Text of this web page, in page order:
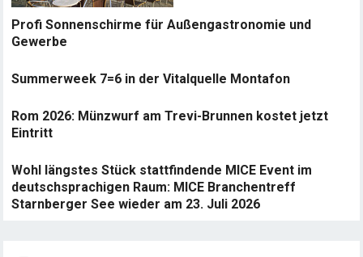
Profi Sonnenschirme für Außengastronomie und
Gewerbe
Summerweek 7=6 in der Vitalquelle Montafon
Rom 2026: Münzwurf am Trevi-Brunnen kostet jetzt
Eintritt
Wohl längstes Stück stattfindende MICE Event im
deutschsprachigen Raum: MICE Branchentreff
Starnberger See wieder am 23. Juli 2026